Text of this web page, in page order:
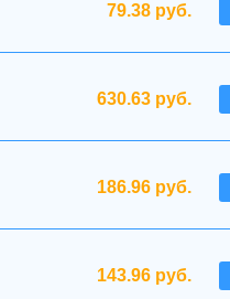
79.38 руб.
630.63 руб.
186.96 руб.
143.96 руб.